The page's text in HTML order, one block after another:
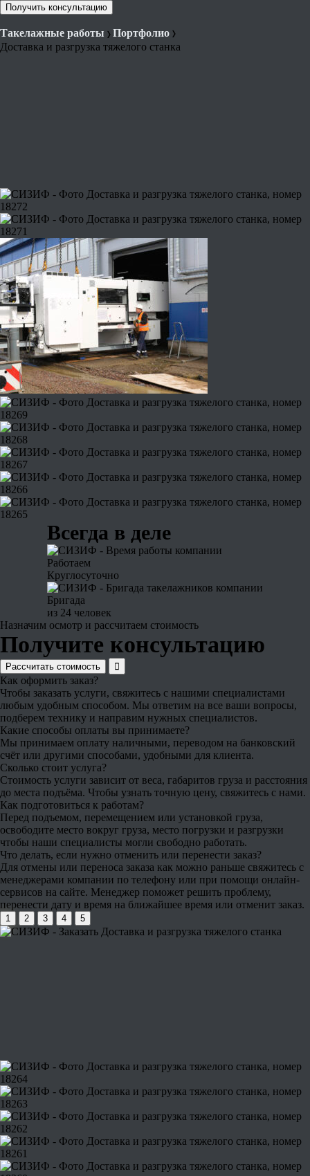
Получить консультацию
Такелажные работы
Портфолио
Доставка и разгрузка тяжелого станка
Всегда в деле
Работаем
Круглосуточно
Бригада
из 24 человек
Назначим осмотр и рассчитаем стоимость
Получите консультацию
Рассчитать стоимость
Как оформить заказ?
Чтобы заказать услуги, свяжитесь с нашими специалистами
любым удобным способом. Мы ответим на все ваши вопросы,
подберем технику и направим нужных специалистов.
Какие способы оплаты вы принимаете?
Мы принимаем оплату наличными, переводом на банковский
счёт или другими способами, удобными для клиента.
Сколько стоит услуга?
Стоимость услуги зависит от веса, габаритов груза и расстояния
до места подъёма. Чтобы узнать точную цену, свяжитесь с нами.
Как подготовиться к работам?
Перед подъемом, перемещением или установкой груза,
освободите место вокруг груза, место погрузки и разгрузки
чтобы наши специалисты могли свободно работать.
Что делать, если нужно отменить или перенести заказ?
Для отмены или переноса заказа как можно раньше свяжитесь с
менеджерами компании по телефону или при помощи онлайн-
сервисов на сайте. Менеджер поможет решить проблему,
перенести дату и время на ближайшее время или отменит заказ.
1 2 3 4 5